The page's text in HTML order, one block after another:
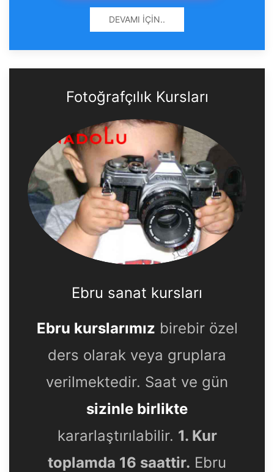
DEVAMI İÇIN..
Fotoğrafçılık Kursları
Ebru sanat kursları
Ebru kurslarımız birebir özel
ders olarak veya gruplara
verilmektedir. Saat ve gün
sizinle birlikte
kararlaştırılabilir. 1. Kur
toplamda 16 saattir. Ebru